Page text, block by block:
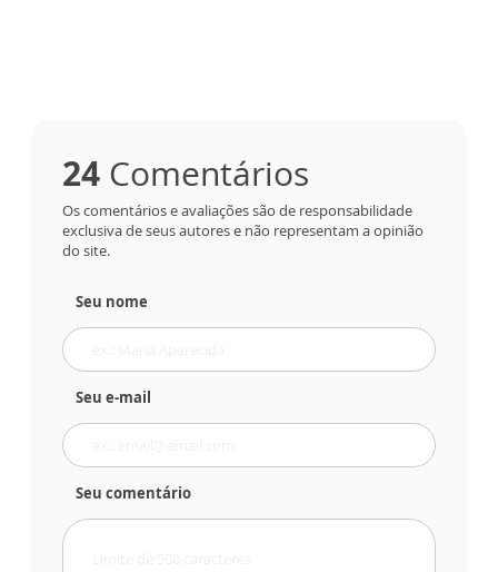
24 Comentários
Os comentários e avaliações são de responsabilidade
exclusiva de seus autores e não representam a opinião
do site.
Seu nome
Seu e-mail
Seu comentário